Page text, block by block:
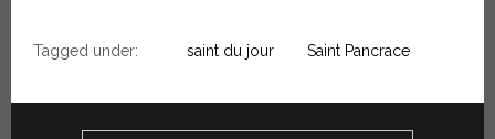
Tagged under: saint du jour Saint Pancrace